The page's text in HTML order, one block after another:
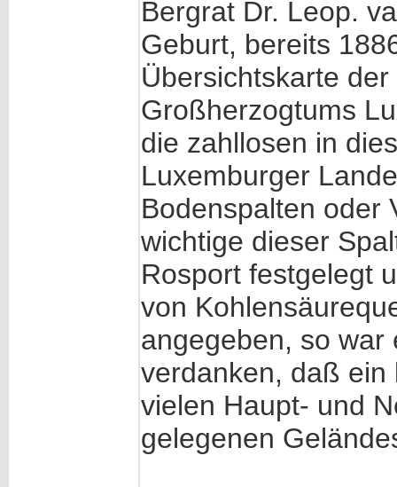
Bergrat Dr. Leop.
Geburt, bereits
Übersichtskarte
Großherzogtums
die zahllosen in
Luxemburger
Bodenspalten oder
wichtige dieser
Rosport festgelegt
von
angegeben, so war
verdanken, daß ein
vielen Haupt- und
gelegenen